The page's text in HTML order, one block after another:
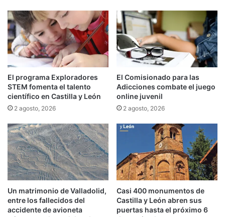
El programa Exploradores
STEM fomenta el talento
científico en Castilla y León
2 agosto, 2026
El Comisionado para las
Adicciones combate el juego
online juvenil
2 agosto, 2026
Un matrimonio de Valladolid,
entre los fallecidos del
accidente de avioneta
Casi 400 monumentos de
Castilla y León abren sus
puertas hasta el próximo 6